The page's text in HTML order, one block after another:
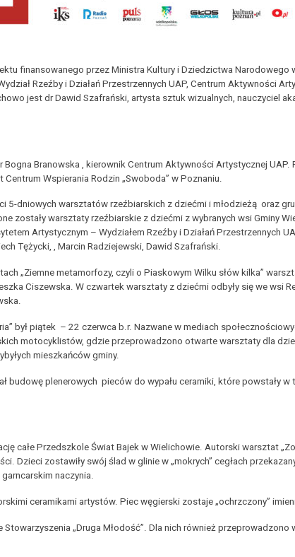
finansowanego przez Ministra Kultury i Dziedzictwa Narodowego
Rzeźby i Działań Przestrzennych UAP, Centrum Aktywności
jest dr Dawid Szafrański, artysta sztuk wizualnych, nauczyciel
Branowska , kierownik Centrum Aktywności Artystycznej UAP.
Wspierania Rodzin „Swoboda” w Poznaniu.
5-dniowych warsztatów rzeźbiarskich z dziećmi i młodzieżą oraz
zostały warsztaty rzeźbiarskie z dziećmi z wybranych wsi Gminy
Artystycznym – Wydziałem Rzeźby i Działań Przestrzennych
Tężycki, , Marcin Radziejewski, Dawid Szafrański.
„Ziemne metamorfozy, czyli o Piaskowym Wilku słów kilka”
Ciszewska. W czwartek warsztaty z dziećmi odbyły się we wsi
był piątek – 22 czerwca b.r. Nazwane w mediach
motocyklistów, gdzie przeprowadzono otwarte warsztaty dla
mieszkańców gminy.
plenerowych pieców do wypału ceramiki, które powstały w
całe Przedszkole Świat Bajek w Wielichowie. Autorski warsztat
zostawiły swój ślad w glinie w „mokrych” cegłach
naczynia.
ceramikami artystów. Piec węgierski zostaje „ochrzczony”
„Druga Młodość”. Dla nich również